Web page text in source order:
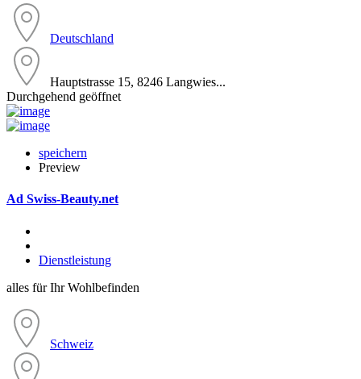
Deutschland
Hauptstrasse 15, 8246 Langwies...
Durchgehend geöffnet
speichern
Preview
Ad Swiss-Beauty.net
Dienstleistung
alles für Ihr Wohlbefinden
Schweiz